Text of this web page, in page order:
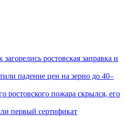
ростовская заправка и
падение цен на зерно до 40–
ростовского пожара скрылся, его
первый сертификат